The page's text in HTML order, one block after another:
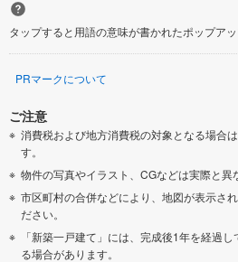
タップすると用語の意味が書かれたポップアッ
PRマークについて
ご注意
消費税および地方消費税の対象となる場合
す。
物件の写真やイラスト、CGなどは実際と異
市区町村の合併などにより、地図が表示さ
ださい。
「新築一戸建て」には、完成後1年を経過
る場合があります。